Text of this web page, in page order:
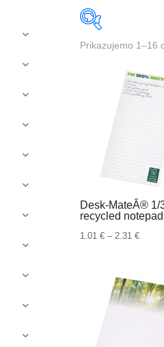
Prikazujemo 1–16
Desk-MateÂ® 1/
recycled notepad
1.01 € – 2.31 €Raspon
1.01 €
do